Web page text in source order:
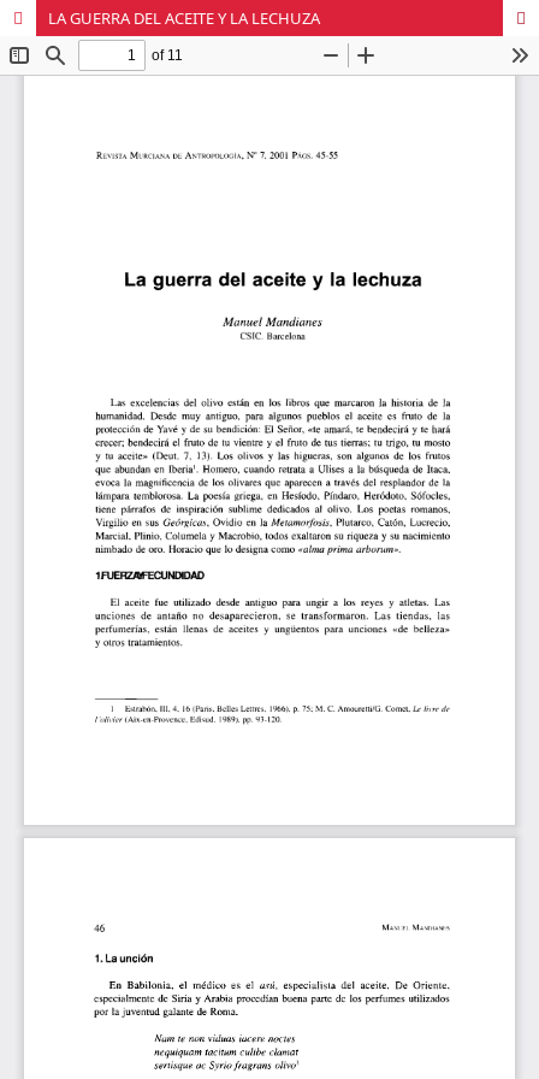
LA GUERRA DEL ACEITE Y LA LECHUZA